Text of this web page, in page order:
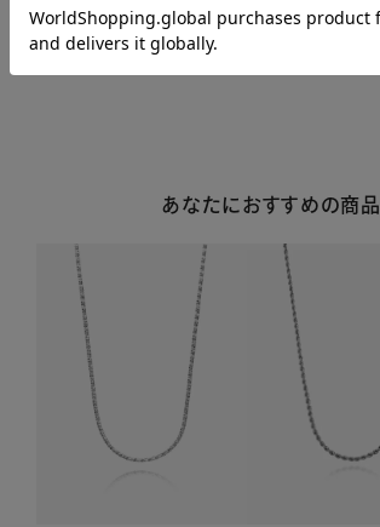
注意事項・キャンセル・返品
あなたにおすすめの商品